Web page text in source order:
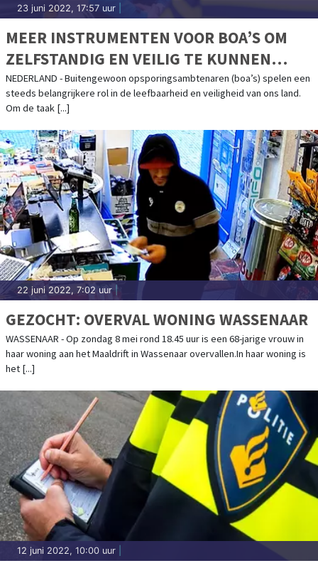
23 juni 2022, 17:57 uur
MEER INSTRUMENTEN VOOR BOA’S OM
ZELFSTANDIG EN VEILIG TE KUNNEN
WERKEN
NEDERLAND - Buitengewoon opsporingsambtenaren (boa’s) spelen een
steeds belangrijkere rol in de leefbaarheid en veiligheid van ons land.
Om de taak [...]
22 juni 2022, 7:02 uur|
GEZOCHT: OVERVAL WONING WASSENAAR
WASSENAAR - Op zondag 8 mei rond 18.45 uur is een 68-jarige vrouw in
haar woning aan het Maaldrift in Wassenaar overvallen.In haar woning is
het [...]
12 juni 2022, 10:00 uur